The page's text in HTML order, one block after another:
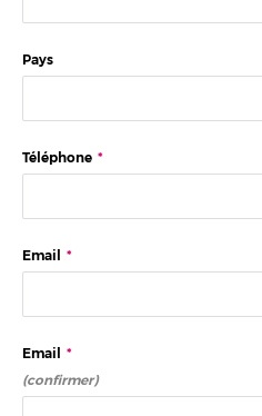
Pays
Téléphone *
Email *
Email *
(confirmer)